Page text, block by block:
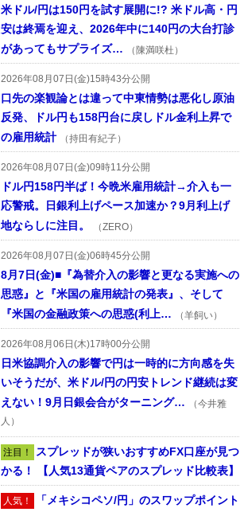
米ドル/円は150円を試す展開に!? 米ドル高・円
安は終焉を迎え、2026年中に140円の大台打診
があってもサプライズ…
（陳満咲杜）
2026年08月07日(金)15時43分公開
口先の楽観論とは違って中東情勢は悪化し原油
反発、ドル円も158円台に戻しドル金利上昇で
の雇用統計
（持田有紀子）
2026年08月07日(金)09時11分公開
ドル円158円半ば！今晩米雇用統計→介入も一
応警戒。日銀利上げペース加速か？9月利上げ
地ならしに注目。
（ZERO）
2026年08月07日(金)06時45分公開
8月7日(金)■『為替介入の影響と更なる実施への
思惑』と『米国の雇用統計の発表』、そして
『米国の金融政策への思惑(利上…
（羊飼い）
2026年08月06日(木)17時00分公開
日米協調介入の影響で円は一時的に方向感を失
いそうだが、米ドル/円の円安トレンド継続は変
えない！9月日銀会合がターニング…
（今井雅
人）
注目！ スプレッドが狭いおすすめFX口座が見つ
かる！ 【人気13通貨ペアのスプレッド比較表】
人気！ 「メキシコペソ/円」のスワップポイント